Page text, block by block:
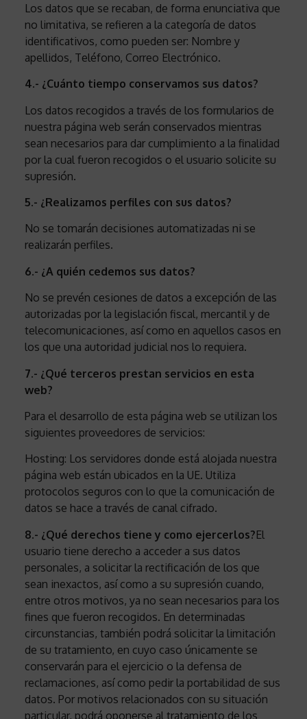
Los datos que se recaban, de forma enunciativa que
no limitativa, se refieren a la categoría de datos
identificativos, como pueden ser: Nombre y
apellidos, Teléfono, Correo Electrónico.
4.- ¿Cuánto tiempo conservamos sus datos?
Los datos recogidos a través de los formularios de
nuestra página web serán conservados mientras
sean necesarios para dar cumplimiento a la finalidad
por la cual fueron recogidos o el usuario solicite su
supresión.
5.- ¿Realizamos perfiles con sus datos?
No se tomarán decisiones automatizadas ni se
realizarán perfiles.
6.- ¿A quién cedemos sus datos?
No se prevén cesiones de datos a excepción de las
autorizadas por la legislación fiscal, mercantil y de
telecomunicaciones, así como en aquellos casos en
los que una autoridad judicial nos lo requiera.
7.- ¿Qué terceros prestan servicios en esta
web?
Para el desarrollo de esta página web se utilizan los
siguientes proveedores de servicios:
Hosting: Los servidores donde está alojada nuestra
página web están ubicados en la UE. Utiliza
protocolos seguros con lo que la comunicación de
datos se hace a través de canal cifrado.
8.- ¿Qué derechos tiene y como ejercerlos?El
usuario tiene derecho a acceder a sus datos
personales, a solicitar la rectificación de los que
sean inexactos, así como a su supresión cuando,
entre otros motivos, ya no sean necesarios para los
fines que fueron recogidos. En determinadas
circunstancias, también podrá solicitar la limitación
de su tratamiento, en cuyo caso únicamente se
conservarán para el ejercicio o la defensa de
reclamaciones, así como pedir la portabilidad de sus
datos. Por motivos relacionados con su situación
particular, podrá oponerse al tratamiento de los